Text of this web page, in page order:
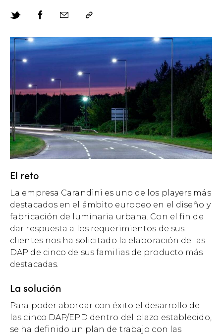
El reto
La empresa Carandini es uno de los players más
destacados en el ámbito europeo en el diseño y
fabricación de luminaria urbana. Con el fin de
dar respuesta a los requerimientos de sus
clientes nos ha solicitado la elaboración de las
DAP de cinco de sus familias de producto más
destacadas.​
La solución
Para poder abordar con éxito el desarrollo de
las cinco DAP/EPD dentro del plazo establecido,
se ha definido un plan de trabajo con las